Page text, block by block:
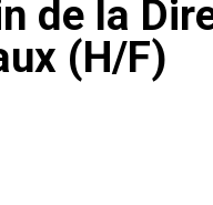
de la
(H/F)